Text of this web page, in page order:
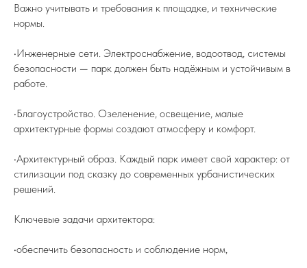
Важно учитывать и требования к площадке, и технические
нормы.
•Инженерные сети. Электроснабжение, водоотвод, системы
безопасности — парк должен быть надёжным и устойчивым в
работе.
•Благоустройство. Озеленение, освещение, малые
архитектурные формы создают атмосферу и комфорт.
•Архитектурный образ. Каждый парк имеет свой характер: от
стилизации под сказку до современных урбанистических
решений.
Ключевые задачи архитектора:
•обеспечить безопасность и соблюдение норм,